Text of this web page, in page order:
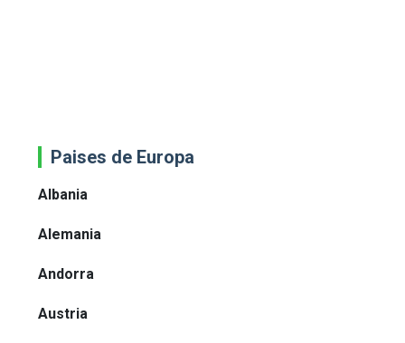
Paises de Europa
Albania
Alemania
Andorra
Austria